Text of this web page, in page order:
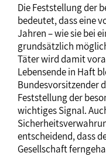
Die Feststellung der
bedeutet, dass eine
Jahren – wie sie bei
grundsätzlich
Täter wird damit
Lebensende in Haft
Bundesvorsitzender
Feststellung der
wichtiges Signal.
entscheidend, dass
Gesellschaft